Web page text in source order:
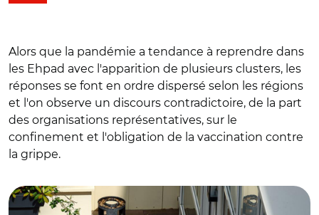
Alors que la pandémie a tendance à reprendre dans
les Ehpad avec l'apparition de plusieurs clusters, les
réponses se font en ordre dispersé selon les régions
et l'on observe un discours contradictoire, de la part
des organisations représentatives, sur le
confinement et l'obligation de la vaccination contre
la grippe.